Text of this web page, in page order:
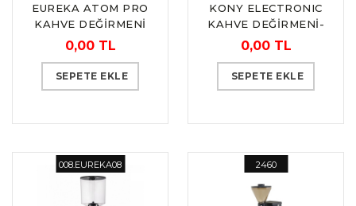
EUREKA ATOM PRO
KAHVE DEĞİRMENİ
0,00 TL
SEPETE EKLE
KONY ELECTRONIC
KAHVE DEĞİRMENİ-
OTOMATİK
“MAZZER”
0,00 TL
SEPETE EKLE
008.EUREKA08 2460